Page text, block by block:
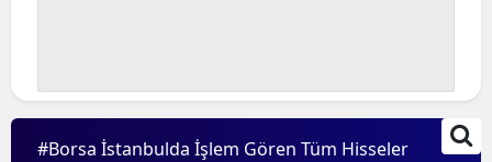
#Borsa İstanbulda İşlem Gören Tüm Hisseler